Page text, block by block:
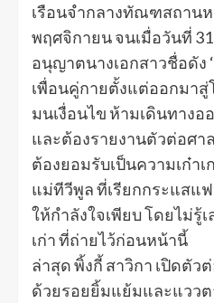
เรือนจำกลางทัณฑสถาน
พฤศจิกายน จนเมื่อวันที่
อนุญาตนางเอกสาวชื่อดัง
เพื่อนคู่กายตั้งแต่ออกมา
มนเงื่อนไข ห้ามเดินทาง
และต้องรายงานตัวต่อศา
ต้องยอมรับเป็นความเก๋า
แม่ทีวีพูล ที่เรียกกระแสแ
ให้กำลังใจเพียบ โดยไม่รู้
เก่า ที่ถ่ายไว้ก่อนหน้านี้
ล่าสุด พิ้งกี้ สาวิกา เปิดตั
ด้วยรอยยิ้มแย้มและแววต